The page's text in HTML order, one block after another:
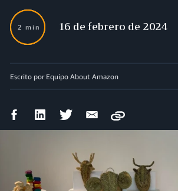
2 min 16 de febrero de 2024
Escrito por Equipo About Amazon
CompartirCompartirCompartirCompartir
Copy